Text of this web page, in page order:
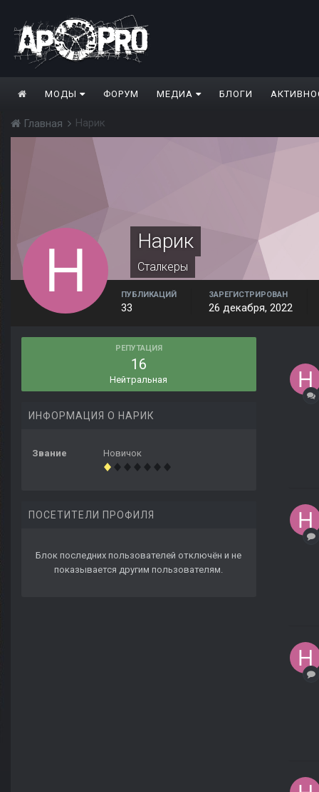
МОДЫ ФОРУМ МЕДИА БЛОГИ
Главная Нарик
Нарик
Сталкеры
ПУБЛИКАЦИЙ
33
ЗАРЕГИСТРИРОВАН
26 декабря, 2022
РЕПУТАЦИЯ
16
Нейтральная
ИНФОРМАЦИЯ О НАРИК
Звание Новичок
ПОСЕТИТЕЛИ ПРОФИЛЯ
Блок последних пользователей отключён и не
показывается другим пользователям.